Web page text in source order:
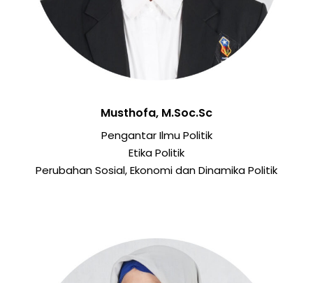
Musthofa, M.Soc.Sc
Pengantar Ilmu Politik
Etika Politik
Perubahan Sosial, Ekonomi dan Dinamika Politik